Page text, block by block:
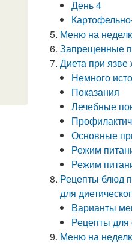
День 4
Меню на
Запрещенные
Диета при язве
Немного
Показания
Лечебные
Основные
Режим
Режим
Рецепты блюд
для
Варианты
Рецепты
Меню на